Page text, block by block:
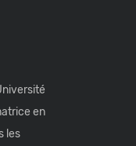
en
les